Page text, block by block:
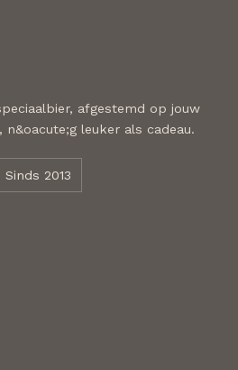
afgestemd op jouw
leuker als cadeau.
Sinds 2013